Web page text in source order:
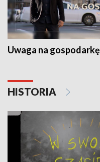
Uwaga na gospodarkę
HISTORIA